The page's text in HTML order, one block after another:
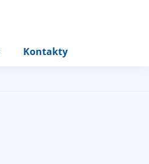
Kontakty